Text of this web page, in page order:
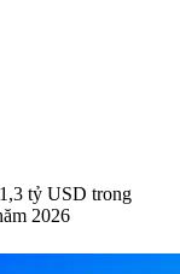
tỷ USD trong
2026